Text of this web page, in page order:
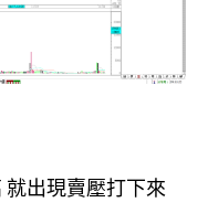
出現賣壓打下來